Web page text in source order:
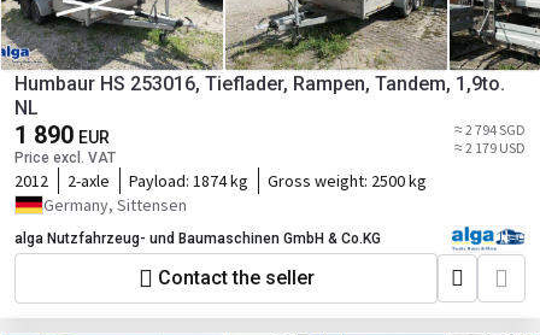
Humbaur HS 253016, Tieflader, Rampen, Tandem, 1,9to.
NL
1 890 EUR
Price excl. VAT
≈ 2 794 SGD
≈ 2 179 USD
2012 2-axle Payload: 1874 kg Gross weight: 2500 kg
Germany, Sittensen
alga Nutzfahrzeug- und Baumaschinen GmbH & Co.KG
Contact the seller